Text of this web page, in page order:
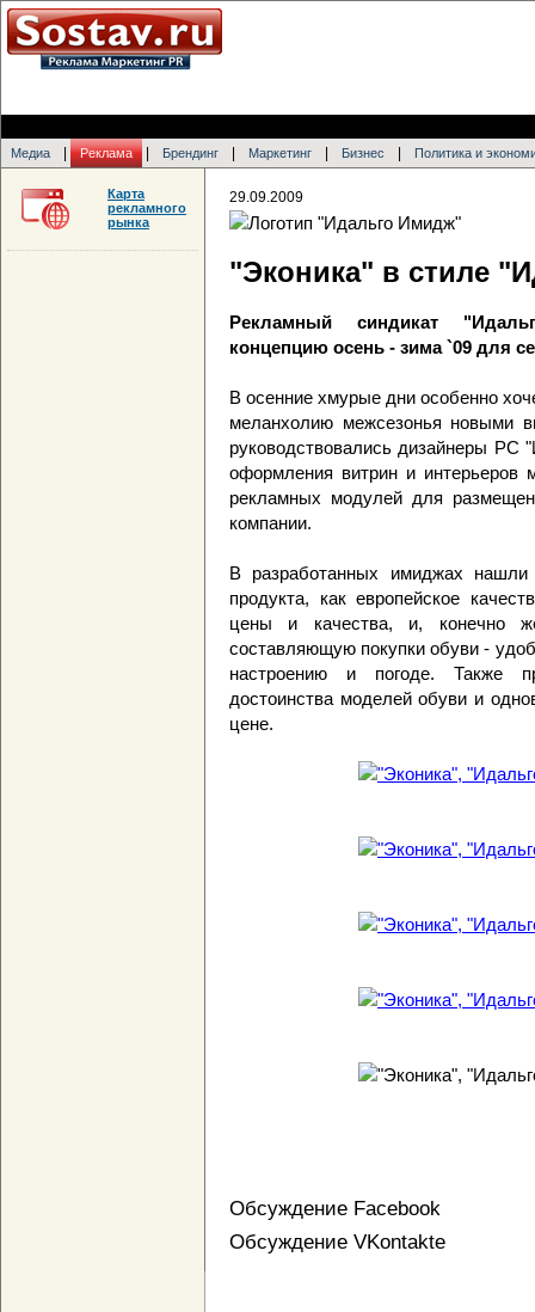
Медиа Реклама Брендинг Маркетинг Бизнес Политика и
29.09.2009
"Эконика" в стиле
Рекламный синдикат
концепцию осень - зима `09 для
В осенние хмурые дни особенно
меланхолию межсезонья новыми
руководствовались дизайнеры РС
оформления витрин и интерьеров
рекламных модулей для
компании.
В разработанных имиджах нашли
продукта, как европейское
цены и качества, и, конечно
составляющую покупки обуви -
настроению и погоде. Также
достоинства моделей обуви и
цене.
Обсуждение Facebook
Обсуждение VKontakte
Карта
рекламного
рынка